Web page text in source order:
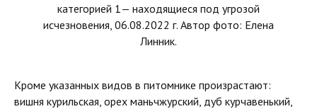
категорией 1— находящиеся под угрозой
исчезновения, 06.08.2022 г. Автор фото: Елена
Линник.
Кроме указанных видов в питомнике произрастают:
вишня курильская, орех маньчжурский, дуб курчавенький,